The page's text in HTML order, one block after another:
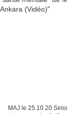
MAJ le 25.10.20